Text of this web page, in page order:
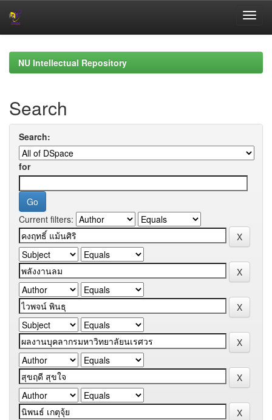
navigationNU Intellectual Repository
Search
Search:
for
Current filters: